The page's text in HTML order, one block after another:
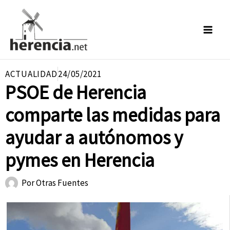
contenido
ACTUALIDAD24/05/2021
PSOE de Herencia
comparte las medidas para
ayudar a autónomos y
pymes en Herencia
PorOtras Fuentes